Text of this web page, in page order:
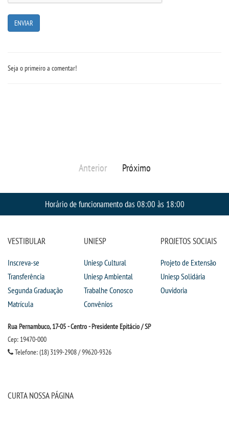
Seja o primeiro a comentar!
Anterior Próximo
Horário de funcionamento das 08:00 às 18:00
VESTIBULAR
Inscreva-se
Transferência
Segunda Graduação
Matrícula
UNIESP
Uniesp Cultural
Uniesp Ambiental
Trabalhe Conosco
Convênios
PROJETOS SOCIAIS
Projeto de Extensão
Uniesp Solidária
Ouvidoria
Rua Pernambuco, 17-05 - Centro - Presidente Epitácio / SP
Cep: 19470-000
Telefone: (18) 3199-2908 / 99620-9326
CURTA NOSSA PÁGINA